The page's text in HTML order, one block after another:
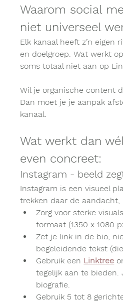
Waarom social
niet universeel
Elk kanaal heeft z’n eigen
en doelgroep. Wat werkt
soms totaal niet aan op
Wil je organische content
Dan moet je je aanpak
kanaal.
Wat werkt dan
even concreet:
Instagram - beeld
Instagram is een visueel
trekken daar de aandacht,
Zorg voor sterke
formaat (1350 x 1080
Zet je link in de bio,
begeleidende tekst
Gebruik een Linktree
tegelijk aan te bieden.
biografie.
Gebruik 5 tot 8